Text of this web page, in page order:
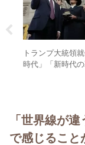
トランプ大統領
時代」「新時代
「世界線が
で感じること